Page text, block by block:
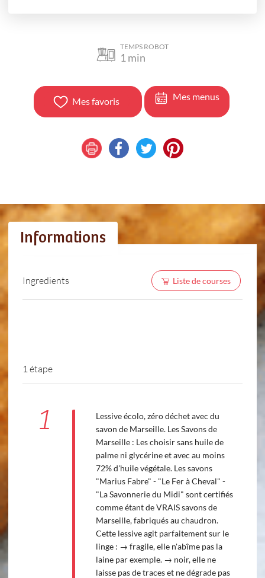
TEMPS ROBOT
1 min
Mes favoris Mes menus
Informations
Ingredients Liste de courses
1 étape
1
Lessive écolo, zéro déchet avec du
savon de Marseille. Les Savons de
Marseille : Les choisir sans huile de
palme ni glycérine et avec au moins
72% d'huile végétale. Les savons
"Marius Fabre" - "Le Fer à Cheval" -
"La Savonnerie du Midi" sont certifiés
comme étant de VRAIS savons de
Marseille, fabriqués au chaudron.
Cette lessive agit parfaitement sur le
linge : → fragile, elle n'abîme pas la
laine par exemple. → noir, elle ne
laisse pas de traces et ne dégrade pas